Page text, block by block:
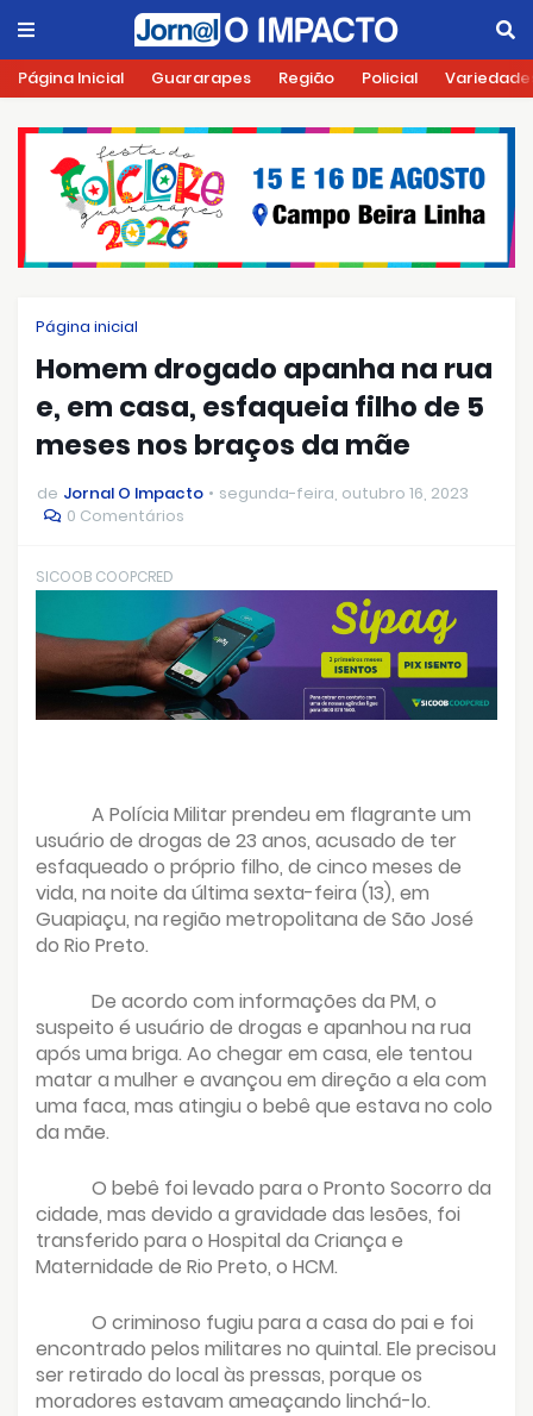
Página Inicial Guararapes Região Policial
Página inicial
Homem drogado apanha na rua
e, em casa, esfaqueia filho de 5
meses nos braços da mãe
de Jornal O Impacto
segunda-feira, outubro 16, 2023
0 Comentários
SICOOB COOPCRED
A Polícia Militar prendeu em flagrante um
usuário de drogas de 23 anos, acusado de ter
esfaqueado o próprio filho, de cinco meses de
vida, na noite da última sexta-feira (13), em
Guapiaçu, na região metropolitana de São José
do Rio Preto.
De acordo com informações da PM, o
suspeito é usuário de drogas e apanhou na rua
após uma briga. Ao chegar em casa, ele tentou
matar a mulher e avançou em direção a ela com
uma faca, mas atingiu o bebê que estava no colo
da mãe.
O bebê foi levado para o Pronto Socorro da
cidade, mas devido a gravidade das lesões, foi
transferido para o Hospital da Criança e
Maternidade de Rio Preto, o HCM.
O criminoso fugiu para a casa do pai e foi
encontrado pelos militares no quintal. Ele precisou
ser retirado do local às pressas, porque os
moradores estavam ameaçando linchá-lo.